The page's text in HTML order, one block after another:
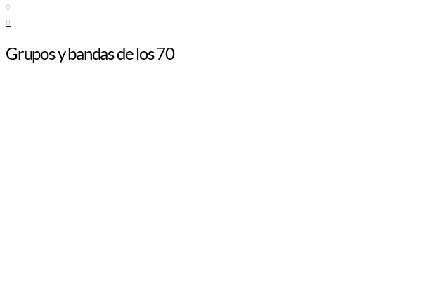
0
0
Grupos y bandas de los 70